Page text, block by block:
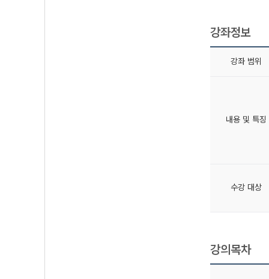
강좌정보
강좌 범위
내용 및 특징
수강 대상
강의목차